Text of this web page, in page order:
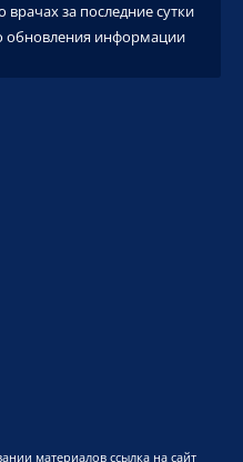
за последние сутки
обновления информации
материалов ссылка на сайт